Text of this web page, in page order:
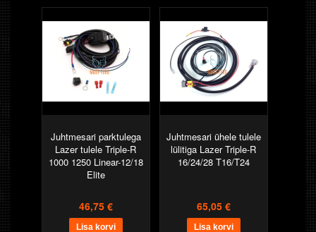
Juhtmesari parktulega
Lazer tulele Triple-R
1000 1250 Linear-12/18
Elite
46,75 €
Juhtmesari ühele tulele
lülitiga Lazer Triple-R
16/24/28 T16/T24
65,05 €